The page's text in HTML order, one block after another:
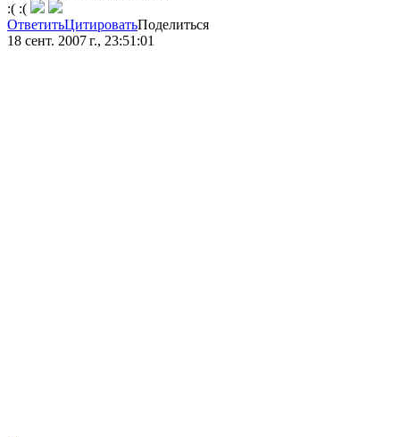
:( :(
ОтветитьЦитироватьПоделиться
18 сент. 2007 г., 23:51:01